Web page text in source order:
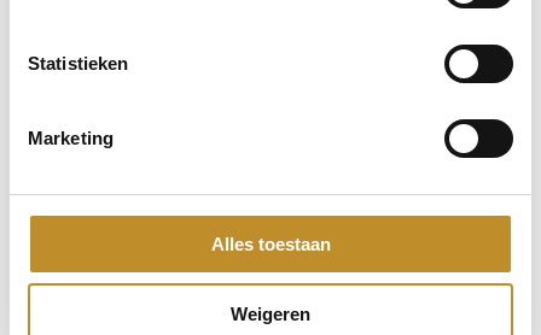
Statistieken
Marketing
Alles toestaan
Weigeren